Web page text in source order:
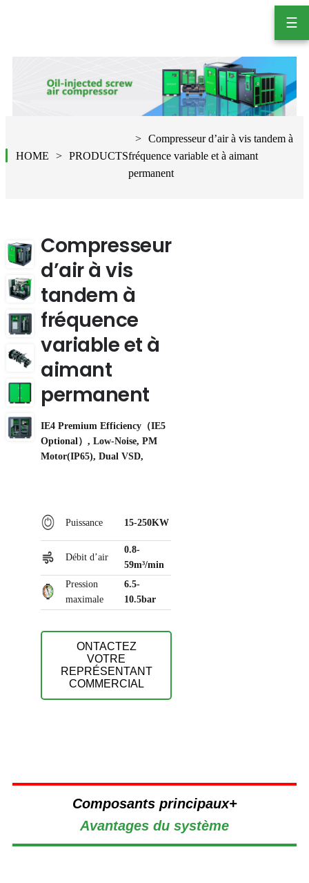
☰
HOME PRODUCTS
Compresseur d’air à vis tandem à
fréquence variable et à aimant
permanent
Compresseur
d’air à vis
tandem à
fréquence
variable et à
aimant
permanent
IE4 Premium Efficiency（IE5
Optional）, Low-Noise, PM
Motor(IP65), Dual VSD,
Puissance 15-250KW
Débit d’air
0.8-
59m³/min
Pression
maximale
6.5-
10.5bar
ONTACTEZ
VOTRE
REPRÉSENTANT
COMMERCIAL
Composants principaux+
Avantages du système